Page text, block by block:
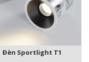
Đèn Sportlight T1